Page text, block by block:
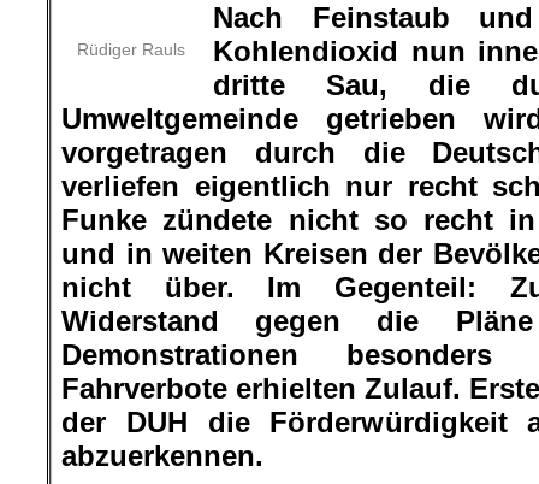
Rüdiger Rauls
Nach Feinstaub
Kohlendioxid nun
dritte Sau, die
Umweltgemeinde getrieben
vorgetragen durch die
verliefen eigentlich nur recht
Funke zündete nicht so recht
und in weiten Kreisen der
nicht über. Im Gegenteil:
Widerstand gegen die
Demonstrationen
Fahrverbote erhielten Zulauf.
der DUH die Förderwürdigkeit
abzuerkennen.